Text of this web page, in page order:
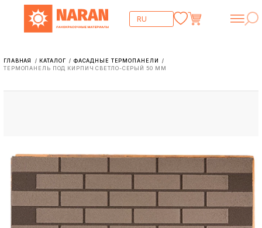
ГЛАВНАЯ / КАТАЛОГ / ФАСАДНЫЕ ТЕРМОПАНЕЛИ /
ТЕРМОПАНЕЛЬ ПОД КИРПИЧ СВЕТЛО-СЕРЫЙ 50 ММ